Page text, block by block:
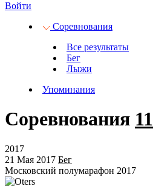
Войти
Соревнования
Все результаты
Бег
Лыжи
Упоминания
Соревнования 11
2017
21 Мая 2017 Бег
Московский полумарафон 2017